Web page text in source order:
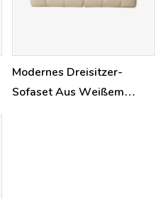
Modernes Dreisitzer-
Sofaset Aus Weißem